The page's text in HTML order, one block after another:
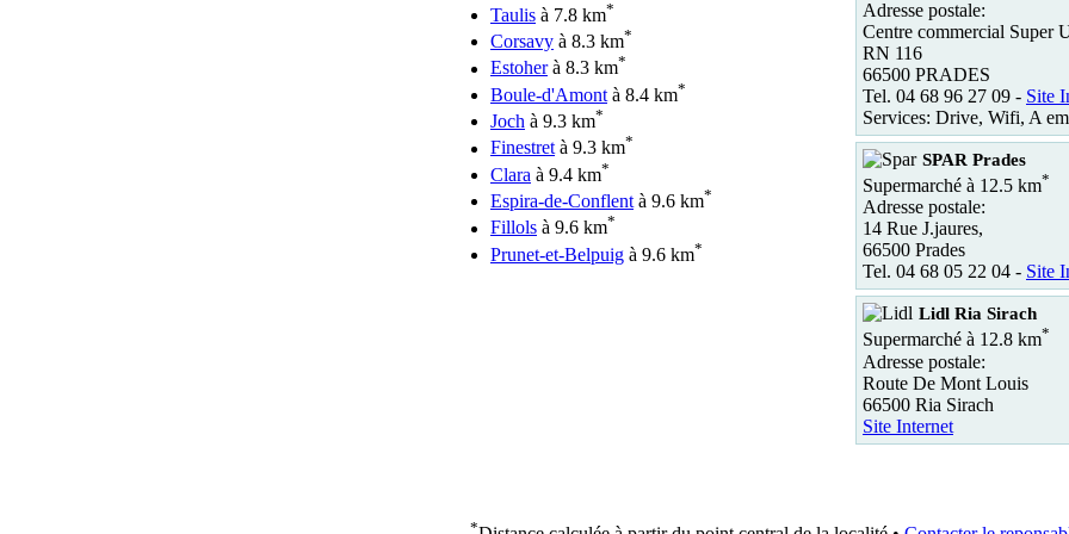
Taulis à 7.8 km*
Corsavy à 8.3 km*
Estoherà 8.3 km*
Boule-d'Amont à 8.4 km*
Joch à 9.3 km*
Finestretà 9.3 km*
Clara à 9.4 km*
Espira-de-Conflent à 9.6 km*
Fillols à 9.6 km*
Prunet-et-Belpuig à 9.6 km*
Adresse postale:
Centre commercial Super
RN 116
66500 PRADES
Tel. 04 68 96 27 09 - Site
Services: Drive, Wifi, A
SPAR Prades
Supermarché à 12.5 km*
Adresse postale:
14 Rue J.jaures,
66500 Prades
Tel. 04 68 05 22 04 - Site
Lidl Ria Sirach
Supermarché à 12.8 km*
Adresse postale:
Route De Mont Louis
66500 Ria Sirach
Site Internet
*